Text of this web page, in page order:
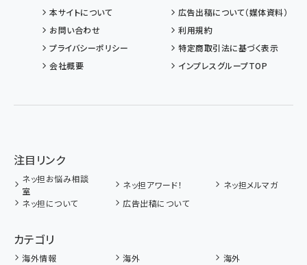
本サイトについて
広告出稿について（媒体資料）
お問い合わせ
利用規約
プライバシーポリシー
特定商取引法に基づく表示
会社概要
インプレスグループTOP
注目リンク
ネッ担お悩み相談
室
ネッ担アワード！
ネッ担メルマガ
ネッ担について
広告出稿について
カテゴリ
海外情報 海外
海外